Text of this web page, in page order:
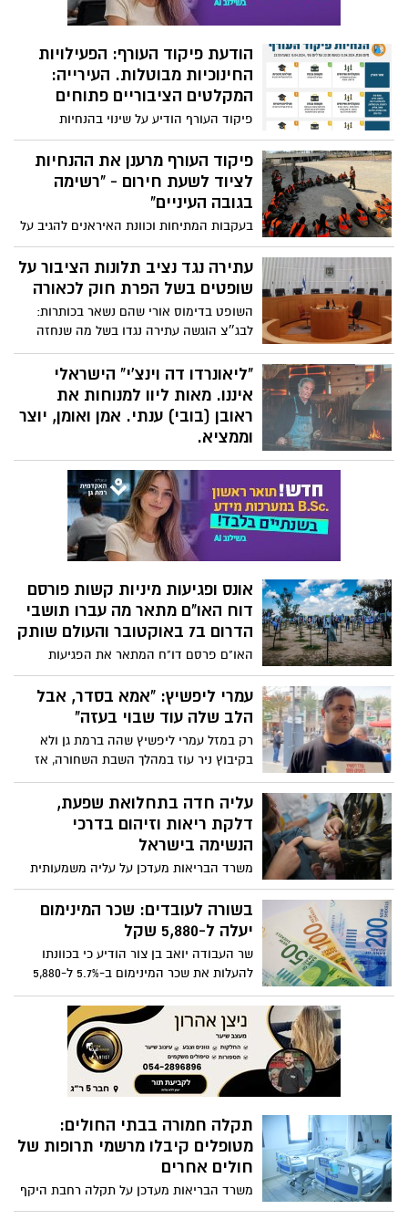
הודעת פיקוד העורף: הפעילויות
החינוכיות מבוטלות. העירייה:
המקלטים הציבוריים פתוחים
פיקוד העורף הודיע על שינוי בהנחיות
להתנהלות הציבור בכל המדינה. תוגבל
התקהלות מעל 1,000 אנשים. מרכזי היום
לקשיש ומועדוני המבוגרים יהיו סגורים
פיקוד העורף מרענן את ההנחיות
לציוד לשעת חירום - "רשימה
בגובה העיניים"
בעקבות המתיחות וכוונת האיראנים להגיב על
החיסול של הבכירים בדמשק, בפיקוד העורף
מרעננים את ההנחיות לציוד לשעת חירום.
הרשימה המלאה והנחיות נוספות
עתירה נגד נציב תלונות הציבור על
שופטים בשל הפרת חוק לכאורה
השופט בדימוס אורי שהם נשאר בכותרות:
לבג״צ הוגשה עתירה נגדו בשל מה שנחזה
כהפרת חוק נציב תלונות הציבור על שופטים
"ליאונרדו דה וינצ'י" הישראלי
איננו. מאות ליוו למנוחות את
ראובן (בובי) ענתי. אמן ואומן, יוצר
וממציא.
"סבא, תתקן לי את הבלון שהתפוצץ"... כך
ביקש בילדותו מראובן (בובי) ענתי, נועם נכדו.
כי סבא ידע לתקן ה כ ל ! מאות ליוו למנוחת
עולמים את האדם שקורות חייו המרתקים,
עיסוקיו וכשרונותיו הרבים וליבו הרחב- יכלו
להספיק לעשרה אנשים, לפחות... האיש
מסתתרת מפניהם במערה, מתוארת בסרט
הדרמטי "שלשה אחים ומערה" (ואם טרם
ראיתם, עכשיו !) אבי בן דוד נפרד מידיד וותיק
ויקר בציטוט מדברי בנו נדב: "אדם טוב לב
משעונים, אופנועים, ועד העולם כולו"...
אונס ופגיעות מיניות קשות פורסם
דוח האו"ם מתאר מה עברו תושבי
הדרום ב7 באוקטובר והעולם שותק
האו"ם פרסם דו"ח המתאר את הפגיעות
המיניות שארעו במהלך ה-7 באוקטובר והשבי
של תושבי הדרום . בדו"ח: המקומות בהם
התרחשו האירועים המחרידים ביישובי הדרום
עזה כביש 232 ופסטיבל הנובה. בדוח מצוין
שב 7 באוקטובר התרחשו מעשי אלימות
ורציחתן בירי מטווח קצר בראש- אזהרה:
הממצאים קשיים לקריאה ומכילים תיאורים
גרפיים.
עמרי ליפשיץ: "אמא בסדר, אבל
הלב שלה עוד שבוי בעזה"
רק במזל עמרי ליפשיץ שהה ברמת גן ולא
בקיבוץ ניר עוז במהלך השבת השחורה, אז
הוריו נחטפו לעזה. כיום, הוא מספר לנו על
הקשיים, הגעשועים לאביו שעדיין מוחזק
בשבי חמאס ועל אמו ששוחררה מהשבי
עליה חדה בתחלואת שפעת,
דלקת ריאות וזיהום בדרכי
הנשימה בישראל
משרד הבריאות מעדכן על עליה משמעותית
בתחלואה בשפעת ותחלואה בדרכי הנשימה
בכל רחבי הארץ. על פי נתוני משרד הבריאות,
מאות מאושפזים בבתי החולים
בשורה לעובדים: שכר המינימום
יעלה ל-5,880 שקל
שר העבודה יואב בן צור הודיע כי בכוונתו
להעלות את שכר המינימום ב-5.7% ל-5,880
שקל מאפריל הקרוב. "יוקר המחיה מאמיר
לשחקים ואנחנו חייבים להתאים את
משכורתם של העובדים בהתאם"
תקלה חמורה בבתי החולים:
מטופלים קיבלו מרשמי תרופות של
חולים אחרים
משרד הבריאות מעדכן על תקלה רחבת היקף
במערכת המחשבים שמשרתת את בתי